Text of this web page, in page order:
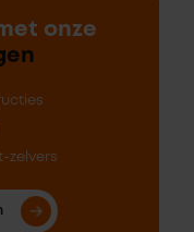
onze
zelvers